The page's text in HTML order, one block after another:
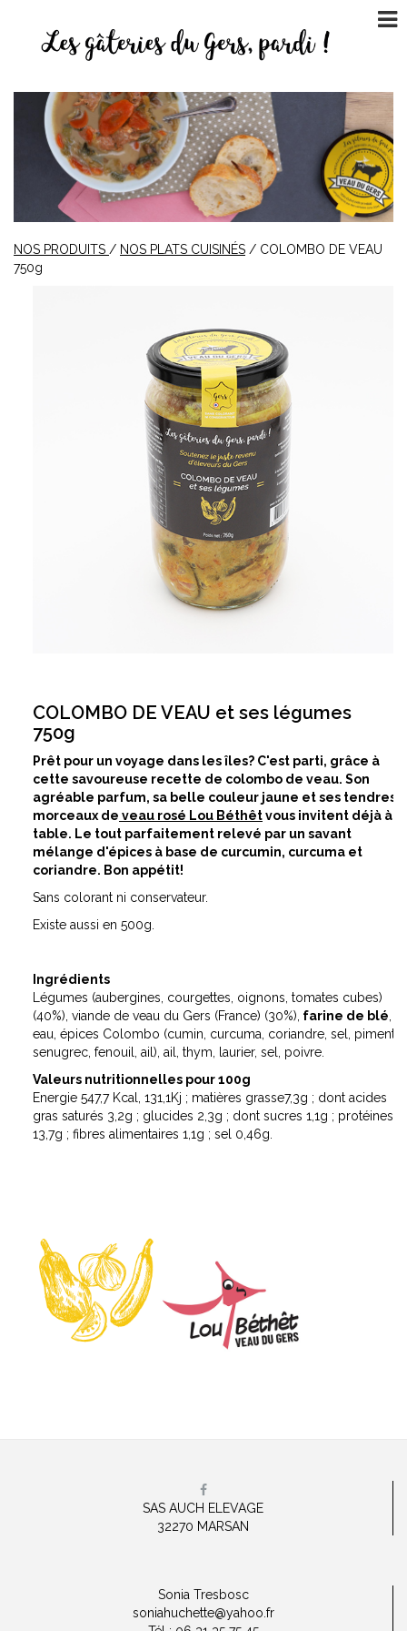
NOS PRODUITS / NOS PLATS CUISINÉS / COLOMBO DE VEAU
750g
COLOMBO DE VEAU et ses légumes
750g
Prêt pour un voyage dans les îles? C'est parti, grâce à
cette savoureuse recette de colombo de veau. Son
agréable parfum, sa belle couleur jaune et ses tendres
morceaux de veau rosé Lou Béthêtvous invitent déjà à
table. Le tout parfaitement relevé par un savant
mélange d'épices à base de curcumin, curcuma et
coriandre. Bon appétit!
Sans colorant ni conservateur.
Existe aussi en 500g.
Ingrédients
Légumes (aubergines, courgettes, oignons, tomates cubes)
(40%), viande de veau du Gers (France) (30%), farine de blé
eau, épices Colombo (cumin, curcuma, coriandre, sel, piment,
senugrec, fenouil, ail), ail, thym, laurier, sel, poivre.
Valeurs nutritionnelles pour 100g
Energie 547,7 Kcal, 131,1Kj ; matières grasse7,3g ; dont acides
gras saturés 3,2g ; glucides 2,3g ; dont sucres 1,1g ; protéines
13,7g ; fibres alimentaires 1,1g ; sel 0,46g.
SAS AUCH ELEVAGE
32270 MARSAN
Sonia Tresbosc
soniahuchette@yahoo.fr